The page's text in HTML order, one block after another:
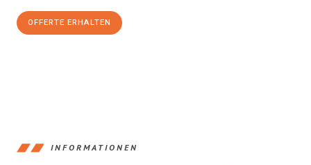
OFFERTE ERHALTEN
INFORMATIONEN